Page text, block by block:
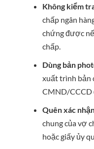
Không kiểm
chấp ngân
chứng được
chấp.
Dùng bản
xuất trình bản
CMND/CCCD
Quên xác
chung của vợ
hoặc giấy ủy